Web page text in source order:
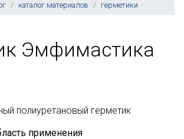
каталог материалов герметики
Эмфимастика
полиуретановый герметик
применения